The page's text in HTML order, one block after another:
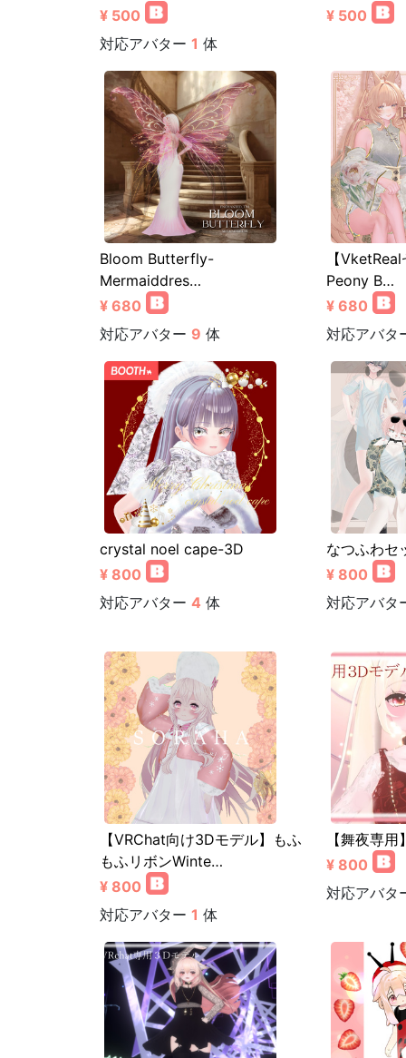
¥ 500
対応アバター 1 体
¥ 500
Bloom Butterfly-
Mermaiddres…
¥ 680
対応アバター 9 体
【
Peony B…
¥ 680
対応アバタ
crystal noel cape-3D
¥ 800
対応アバター 4 体
なつふわセ
¥ 800
対応アバタ
【VRChat向け3Dモデル】もふ
もふリボンWinte…
¥ 800
対応アバター 1 体
【舞夜専
¥ 800
対応アバタ